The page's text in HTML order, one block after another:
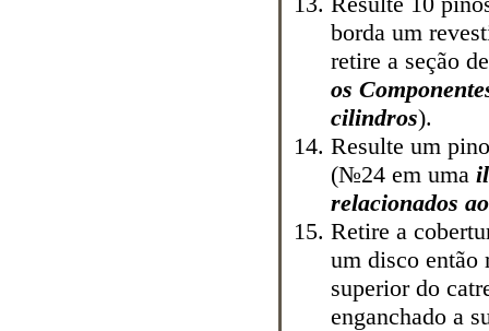
borda um
retire a seção
os
cilindros).
Resulte um
(№24 em uma
relacionados
Retire a
um disco então
superior do
enganchado a